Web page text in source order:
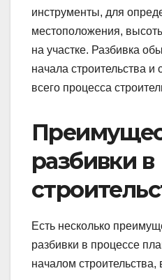
инструменты, для
местоположения,
на участке. Разбивка
начала строительства и
всего процесса
разбивки в
Есть несколько
разбивки в процессе
началом строительства,